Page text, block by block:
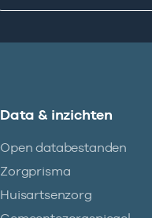
Data & inzichten
Open databestanden
Zorgprisma
Huisartsenzorg